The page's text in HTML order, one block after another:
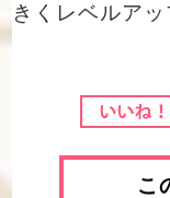
きくレベルアッ
こ